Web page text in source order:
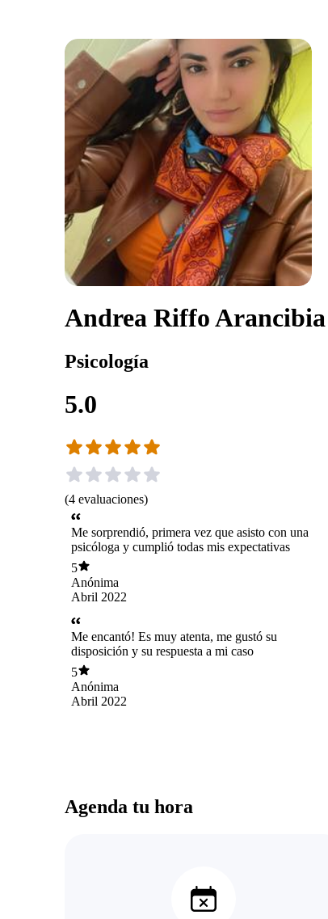
Andrea Riffo Arancibia
Psicología
5.0
(4 evaluaciones)
Me sorprendió, primera vez que asisto con una
psicóloga y cumplió todas mis expectativas
5
Anónima
Abril 2022
Me encantó! Es muy atenta, me gustó su
disposición y su respuesta a mi caso
5
Anónima
Abril 2022
Agenda tu hora